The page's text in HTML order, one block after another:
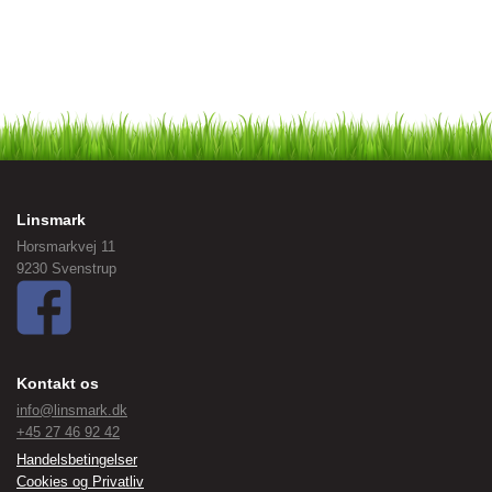
Linsmark
Horsmarkvej 11
9230 Svenstrup
Kontakt os
info@linsmark.dk
+45 27 46 92 42
Handelsbetingelser
Cookies og Privatliv